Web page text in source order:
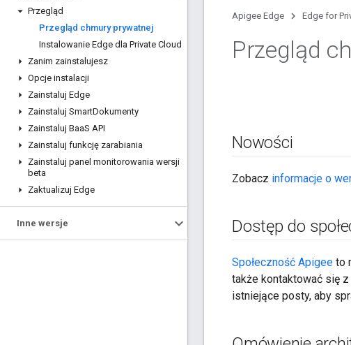
Przegląd
Przegląd chmury prywatnej
Instalowanie Edge dla Private Cloud
Zanim zainstalujesz
Opcje instalacji
Zainstaluj Edge
Zainstaluj SmartDokumenty
Zainstaluj BaaS API
Zainstaluj funkcję zarabiania
Zainstaluj panel monitorowania wersji
beta
Zaktualizuj Edge
Inne wersje
Apigee Edge Edge for
Przegląd
Nowości
Zobacz informacje o
Dostęp do
Społeczność Apigee to
także kontaktować się
istniejące posty, aby